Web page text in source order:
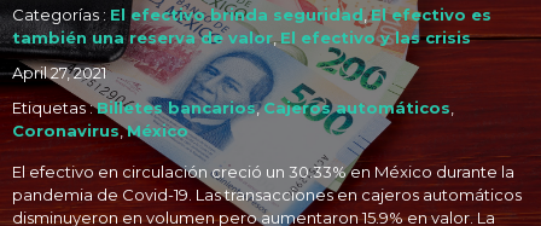
Categorías : El efectivo brinda seguridad,El efectivo es
también una reserva de valor,El efectivo y las crisis
April 27, 2021
Etiquetas :Billetes bancarios,Cajeros automáticos
Coronavirus,México
El efectivo en circulación creció un 30.33% en México durante la
pandemia de Covid-19. Las transacciones en cajeros automáticos
disminuyeron en volumen pero aumentaron 15.9% en valor. La